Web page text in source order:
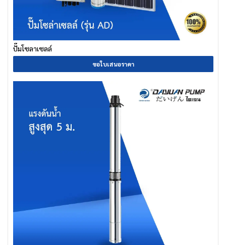
ปั๊มโซลาเซลล์
ขอใบเสนอราคา